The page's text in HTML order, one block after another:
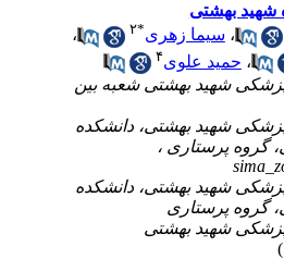
شهید بهشتی
،سیما زهری* ۲
،
،حمید علوی
شهید بهشتی شعبه بین
شهید بهشتی، دانشکده
گروه پرستاری ،
شهید بهشتی، دانشکده
گروه پرستاری